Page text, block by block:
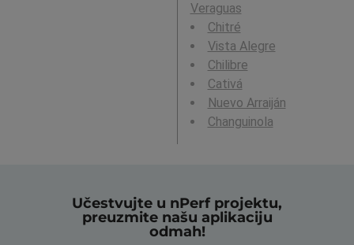
Veraguas
Chitré
Vista Alegre
Chilibre
Cativá
Nuevo Arraiján
Changuinola
Učestvujte u nPerf projektu,
preuzmite našu aplikaciju
odmah!